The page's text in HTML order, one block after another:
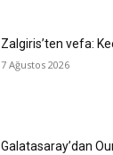
Zalgiris’ten vefa:
7 Ağustos 2026
Galatasaray’dan